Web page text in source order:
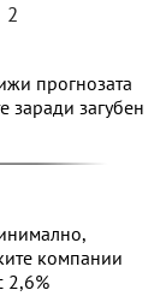
2
прогнозата
заради загубен
компании
2,6%